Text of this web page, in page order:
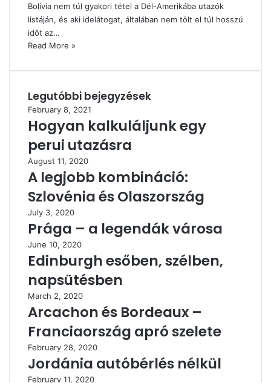
Bolívia nem túl gyakori tétel a Dél-Amerikába utazók
listáján, és aki idelátogat, általában nem tölt el túl hosszú
időt az…
Read More »
Legutóbbi bejegyzések
February 8, 2021
Hogyan kalkuláljunk egy
perui utazásra
August 11, 2020
A legjobb kombináció:
Szlovénia és Olaszország
July 3, 2020
Prága – a legendák városa
June 10, 2020
Edinburgh esőben, szélben,
napsütésben
March 2, 2020
Arcachon és Bordeaux –
Franciaország apró szelete
February 28, 2020
Jordánia autóbérlés nélkül
February 11, 2020